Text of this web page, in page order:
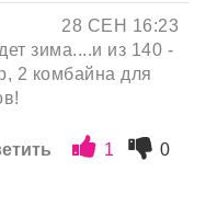
28 СЕН 16:23
зима....и из 140 -
2 комбайна для
1
0